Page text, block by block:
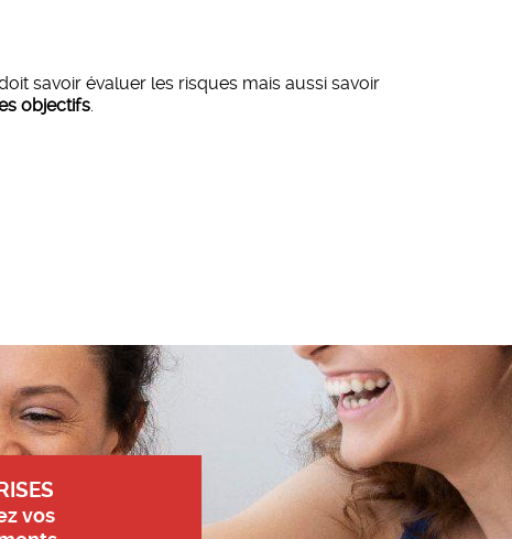
savoir évaluer les risques mais aussi savoir
objectifs.
vos